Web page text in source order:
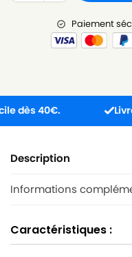
Paiement
40€.
Description
Informations
Caractéristiques :